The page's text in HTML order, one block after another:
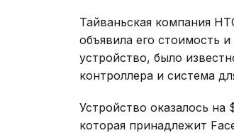
Тайваньская компания
объявила его стоимость
устройство, было
контроллера и система
Устройство оказалось
которая принадлежит